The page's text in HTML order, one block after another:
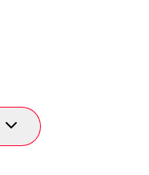
Przełącz
podrzędne